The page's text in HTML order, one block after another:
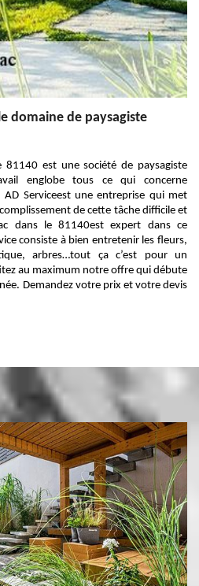
domaine de paysagiste
81140 est une société de paysagiste
englobe tous ce qui concerne
AD Serviceest une entreprise qui met
de cette tâche difficile et
dans le 81140est expert dans ce
consiste à bien entretenir les fleurs,
arbres…tout ça c’est pour un
au maximum notre offre qui débute
Demandez votre prix et votre devis